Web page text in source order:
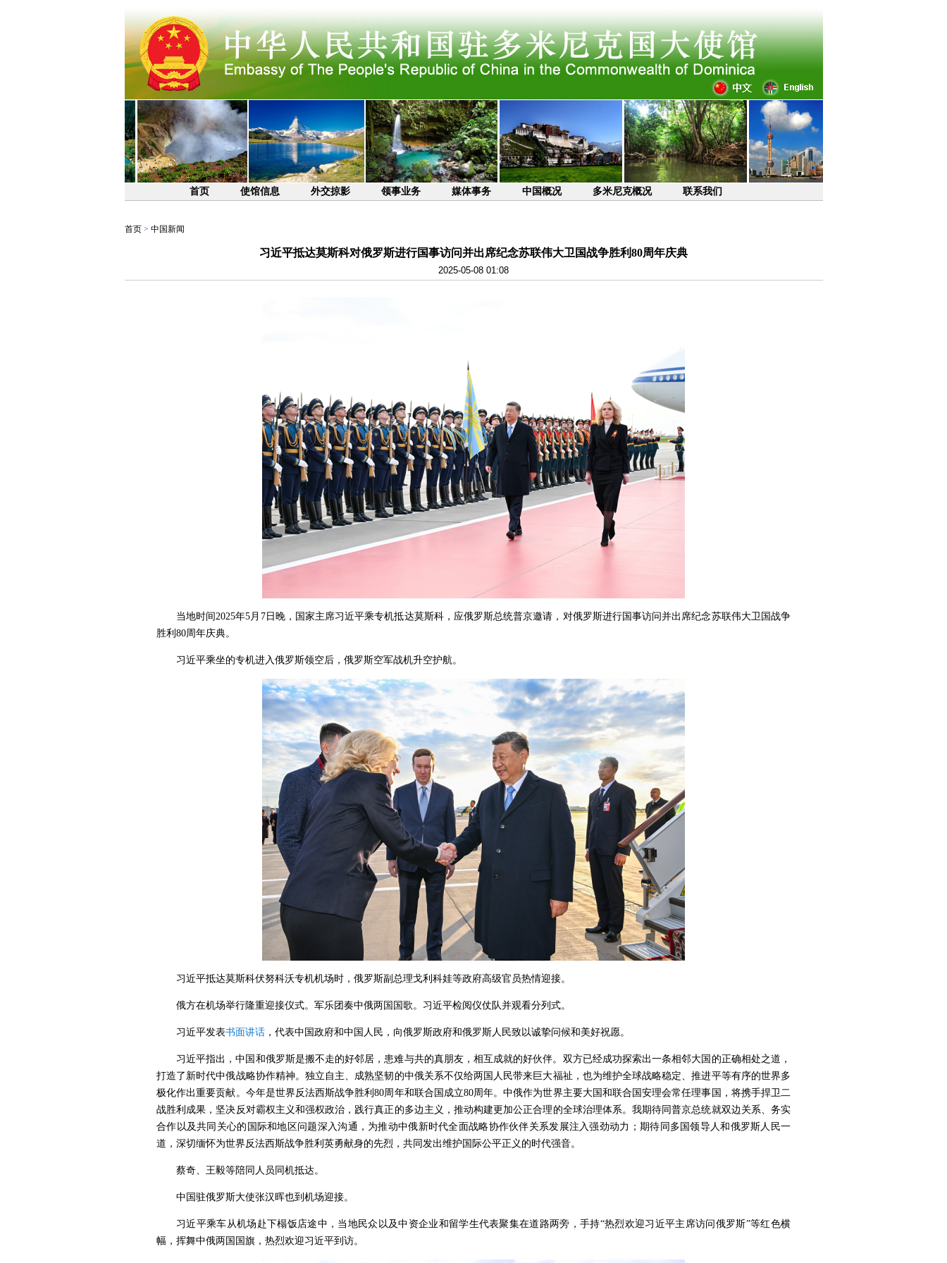
首页 使馆信息 外交掠影 领事业务 媒体事务 中国概况 多米尼克概况 联系我们
首页> 中国新闻
习近平抵达莫斯科对俄罗斯进行国事访问并出席纪念苏联伟大卫国战争胜利80周年庆典
2025-05-08 01:08
当地时间2025年5月7日晚，国家主席习近平乘专机抵达莫斯科，应俄罗斯总统普京邀请，对俄罗斯进行国事访问并出席纪念苏联伟大卫国战争
胜利80周年庆典。
习近平乘坐的专机进入俄罗斯领空后，俄罗斯空军战机升空护航。
习近平抵达莫斯科伏努科沃专机机场时，俄罗斯副总理戈利科娃等政府高级官员热情迎接。
俄方在机场举行隆重迎接仪式。军乐团奏中俄两国国歌。习近平检阅仪仗队并观看分列式。
习近平发表书面讲话 ，代表中国政府和中国人民，向俄罗斯政府和俄罗斯人民致以诚挚问候和美好祝愿。
习近平指出，中国和俄罗斯是搬不走的好邻居，患难与共的真朋友，相互成就的好伙伴。双方已经成功探索出一条相邻大国的正确相处之道，
打造了新时代中俄战略协作精神。独立自主、成熟坚韧的中俄关系不仅给两国人民带来巨大福祉，也为维护全球战略稳定、推进平等有序的世界多
极化作出重要贡献。今年是世界反法西斯战争胜利80周年和联合国成立80周年。中俄作为世界主要大国和联合国安理会常任理事国，将携手捍卫二
战胜利成果，坚决反对霸权主义和强权政治，践行真正的多边主义，推动构建更加公正合理的全球治理体系。我期待同普京总统就双边关系、务实
合作以及共同关心的国际和地区问题深入沟通，为推动中俄新时代全面战略协作伙伴关系发展注入强劲动力；期待同多国领导人和俄罗斯人民一
道，深切缅怀为世界反法西斯战争胜利英勇献身的先烈，共同发出维护国际公平正义的时代强音。
蔡奇、王毅等陪同人员同机抵达。
中国驻俄罗斯大使张汉晖也到机场迎接。
习近平乘车从机场赴下榻饭店途中，当地民众以及中资企业和留学生代表聚集在道路两旁，手持“热烈欢迎习近平主席访问俄罗斯”等红色横
幅，挥舞中俄两国国旗，热烈欢迎习近平到访。